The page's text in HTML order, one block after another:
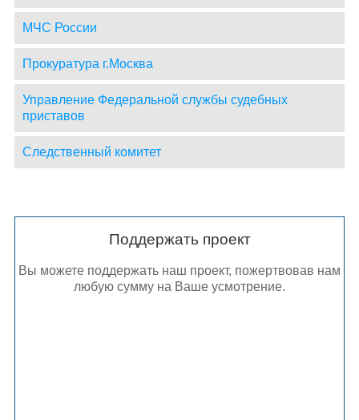
МЧС России
Прокуратура г.Москва
Управление Федеральной службы судебных
приставов
Следственный комитет
Поддержать проект
Вы можете поддержать наш проект, пожертвовав нам
любую сумму на Ваше усмотрение.